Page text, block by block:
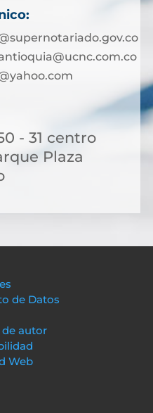
- 31 centro
Plaza
de Datos
de autor
Web